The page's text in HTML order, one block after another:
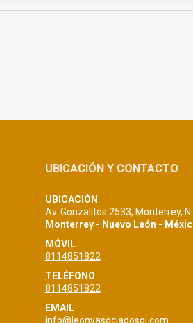
UBICACIÓN Y CONTACTO
UBICACIÓN
Av. Gonzalitos 2533, Monterrey,
Monterrey - Nuevo León -
MÓVIL
8114851822
TELÉFONO
8114851822
EMAIL
info@leonyasociadosgi.com